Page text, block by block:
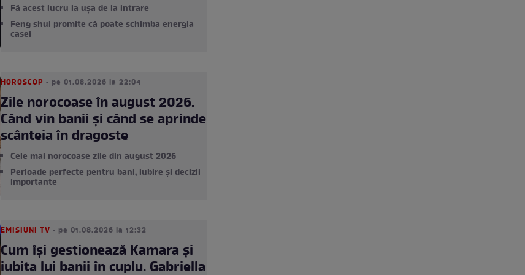
Fă acest lucru la ușa de la intrare
Feng shui promite că poate schimba energia
casei
HOROSCOP • pe 01.08.2026 la 22:04
Zile norocoase în august 2026.
Când vin banii și când se aprinde
scânteia în dragoste
Cele mai norocoase zile din august 2026
Perioade perfecte pentru bani, iubire și decizii
importante
EMISIUNI TV • pe 01.08.2026 la 12:32
Cum își gestionează Kamara și
iubita lui banii în cuplu. Gabriella